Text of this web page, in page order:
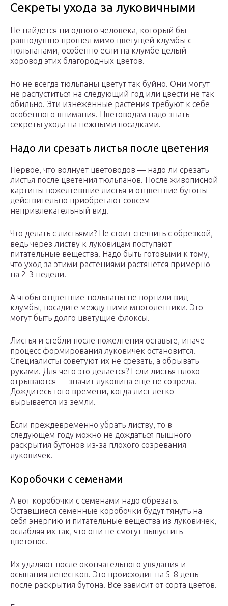
Секреты ухода за луковичными
Не найдется ни одного человека, который бы
равнодушно прошел мимо цветущей клумбы с
тюльпанами, особенно если на клумбе целый
хоровод этих благородных цветов.
Но не всегда тюльпаны цветут так буйно. Они могут
не распуститься на следующий год или цвести не так
обильно. Эти изнеженные растения требуют к себе
особенного внимания. Цветоводам надо знать
секреты ухода на нежными посадками.
Надо ли срезать листья после цветения
Первое, что волнует цветоводов — надо ли срезать
листья после цветения тюльпанов. После живописной
картины пожелтевшие листья и отцветшие бутоны
действительно приобретают совсем
непривлекательный вид.
Что делать с листьями? Не стоит спешить с обрезкой,
ведь через листву к луковицам поступают
питательные вещества. Надо быть готовыми к тому,
что уход за этими растениями растянется примерно
на 2-3 недели.
А чтобы отцветшие тюльпаны не портили вид
клумбы, посадите между ними многолетники. Это
могут быть долго цветущие флоксы.
Листья и стебли после пожелтения оставьте, иначе
процесс формирования луковичек остановится.
Специалисты советуют их не срезать, а обрывать
руками. Для чего это делается? Если листья плохо
отрываются — значит луковица еще не созрела.
Дождитесь того времени, когда лист легко
вырывается из земли.
Если преждевременно убрать листву, то в
следующем году можно не дождаться пышного
раскрытия бутонов из-за плохого созревания
луковичек.
Коробочки с семенами
А вот коробочки с семенами надо обрезать.
Оставшиеся семенные коробочки будут тянуть на
себя энергию и питательные вещества из луковичек,
ослабляя их так, что они не смогут выпустить
цветонос.
Их удаляют после окончательного увядания и
осыпания лепестков. Это происходит на 5-8 день
после раскрытия бутона. Все зависит от сорта цветов.